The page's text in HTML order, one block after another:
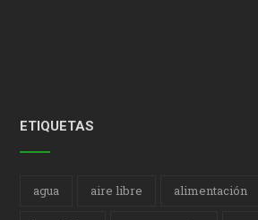
ETIQUETAS
agua aire libre alimentación